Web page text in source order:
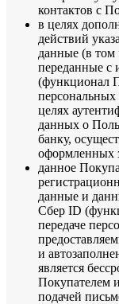
контактов с
в целях
действий
данные (в том
переданные с
(функционал
персональных
целях
данных о
банку,
оформленных
данное
данные и
Сбер ID
передаче
и
является
Покупателем
подачей